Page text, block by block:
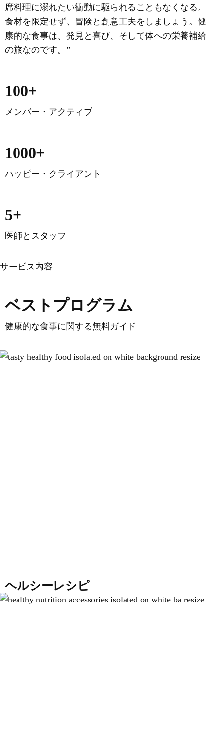
席料理に溺れたい衝動に駆られることもなくなる。
食材を限定せず、冒険と創意工夫をしましょう。健
康的な食事は、発見と喜び、そして体への栄養補給
の旅なのです。”
100+
メンバー・アクティブ
1000+
ハッピー・クライアント
5+
医師とスタッフ
サービス内容
ベストプログラム
健康的な食事に関する無料ガイド
ヘルシーレシピ